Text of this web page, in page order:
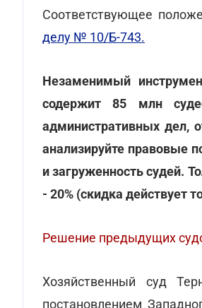
Соответствующее
делу № 10/Б-743.
Незаменимый
содержит 85 млн
административных дел,
анализируйте правовые
и загруженность судей.
- 20% (скидка действует
Решение предыдущих
Хозяйственный суд
постановлением